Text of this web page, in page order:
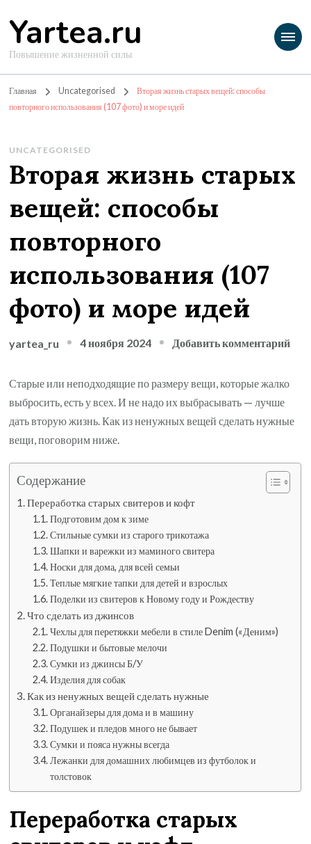
Yartea.ru
Повышение жизненной силы
Главная Uncategorised
Вторая жизнь старых вещей: способы
повторного использования (107 фото) и море идей
UNCATEGORISED
Вторая жизнь старых
вещей: способы
повторного
использования (107
фото) и море идей
yartea_ru 4 ноября 2024 Добавить комментарийк
Старые или неподходящие по размеру вещи, которые жалко
выбросить, есть у всех. И не надо их выбрасывать — лучше
дать вторую жизнь. Как из ненужных вещей сделать нужные
вещи, поговорим ниже.
Содержание
Переработка старых свитеров и кофт
Подготовим дом к зиме
Стильные сумки из старого трикотажа
Шапки и варежки из маминого свитера
Носки для дома, для всей семьи
Теплые мягкие тапки для детей и взрослых
Поделки из свитеров к Новому году и Рождеству
Что сделать из джинсов
Чехлы для перетяжки мебели в стиле Denim («Деним»)
Подушки и бытовые мелочи
Сумки из джинсы Б/У
Изделия для собак
Как из ненужных вещей сделать нужные
Органайзеры для дома и в машину
Подушек и пледов много не бывает
Сумки и пояса нужны всегда
Лежанки для домашних любимцев из футболок и
толстовок
Переработка старых